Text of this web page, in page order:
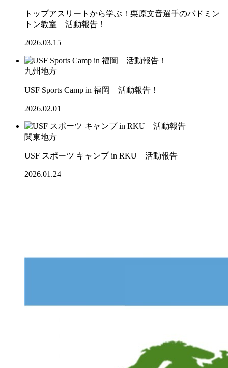
トップアスリートから学ぶ！栗原文音選手のバドミン
トン教室 活動報告！
2026.03.15
九州地方
USF Sports Camp in 福岡 活動報告！
2026.02.01
関東地方
USF スポーツ キャンプ in RKU 活動報告
2026.01.24